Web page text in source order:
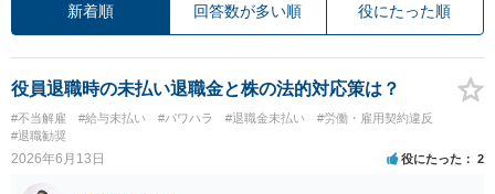
新着順 回答数が多い順 役にたった順
役員退職時の未払い退職金と株の法的対応策は？
#不当解雇 #給与未払い #パワハラ #退職金未払い
#労働・雇用契約違反
#退職勧奨
2026年6月13日 役にたった 2